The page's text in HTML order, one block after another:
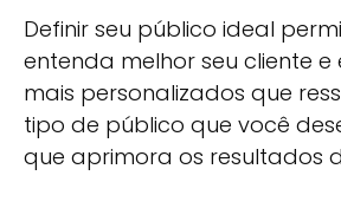
Definir seu público ideal
entenda melhor seu cliente e
mais personalizados que
tipo de público que você
que aprimora os resultados